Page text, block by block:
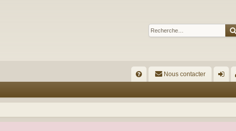
Q
Nous contacter
ne